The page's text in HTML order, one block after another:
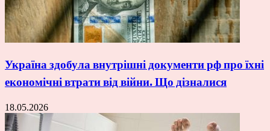
Україна здобула внутрішні документи рф про їхні
економічні втрати від війни. Що дізналися
18.05.2026